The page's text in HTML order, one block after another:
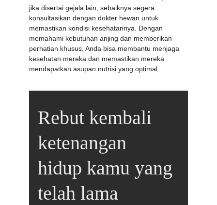
jika disertai gejala lain, sebaiknya segera
konsultasikan dengan dokter hewan untuk
memastikan kondisi kesehatannya. Dengan
memahami kebutuhan anjing dan memberikan
perhatian khusus, Anda bisa membantu menjaga
kesehatan mereka dan memastikan mereka
mendapatkan asupan nutrisi yang optimal.
Rebut kembali
ketenangan
hidup kamu yang
telah lama